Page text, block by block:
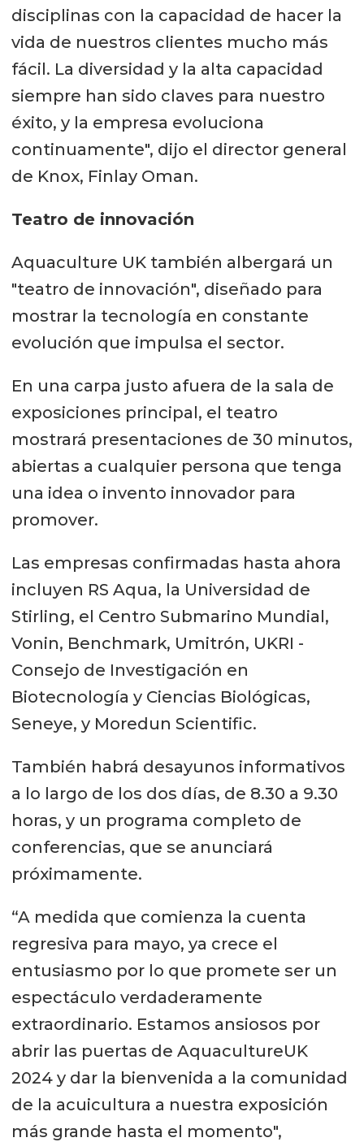
disciplinas con la capacidad de hacer la
vida de nuestros clientes mucho más
fácil. La diversidad y la alta capacidad
siempre han sido claves para nuestro
éxito, y la empresa evoluciona
continuamente", dijo el director general
de Knox, Finlay Oman.
Teatro de innovación
Aquaculture UK también albergará un
"teatro de innovación", diseñado para
mostrar la tecnología en constante
evolución que impulsa el sector.
En una carpa justo afuera de la sala de
exposiciones principal, el teatro
mostrará presentaciones de 30 minutos,
abiertas a cualquier persona que tenga
una idea o invento innovador para
promover.
Las empresas confirmadas hasta ahora
incluyen RS Aqua, la Universidad de
Stirling, el Centro Submarino Mundial,
Vonin, Benchmark, Umitrón, UKRI -
Consejo de Investigación en
Biotecnología y Ciencias Biológicas,
Seneye, y Moredun Scientific.
También habrá desayunos informativos
a lo largo de los dos días, de 8.30 a 9.30
horas, y un programa completo de
conferencias, que se anunciará
próximamente.
“A medida que comienza la cuenta
regresiva para mayo, ya crece el
entusiasmo por lo que promete ser un
espectáculo verdaderamente
extraordinario. Estamos ansiosos por
abrir las puertas de AquacultureUK
2024 y dar la bienvenida a la comunidad
de la acuicultura a nuestra exposición
más grande hasta el momento",